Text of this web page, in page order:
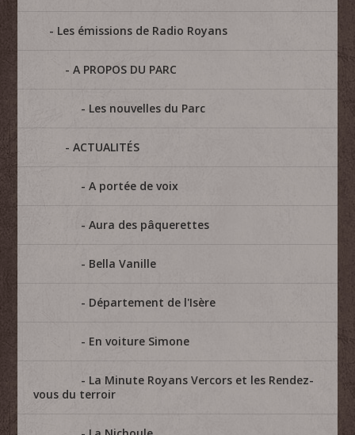
Les émissions de Radio Royans
A PROPOS DU PARC
Les nouvelles du Parc
ACTUALITÉS
A portée de voix
Aura des pâquerettes
Bella Vanille
Département de l'Isère
En voiture Simone
La Minute Royans Vercors et les Rendez-
vous du terroir